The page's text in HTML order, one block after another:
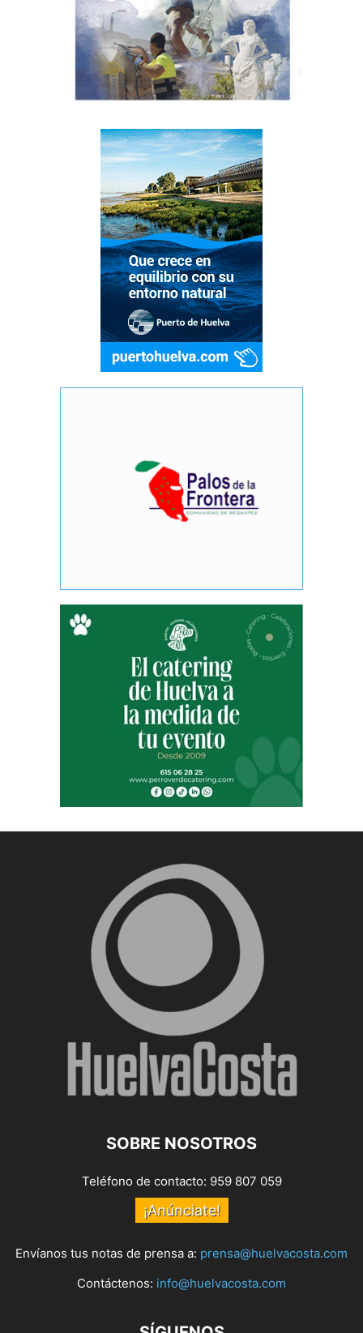
SOBRE NOSOTROS
Teléfono de contacto: 959 807 059
¡Anúnciate!
Envíanos tus notas de prensa a: prensa@huelvacosta.com
Contáctenos: info@huelvacosta.com